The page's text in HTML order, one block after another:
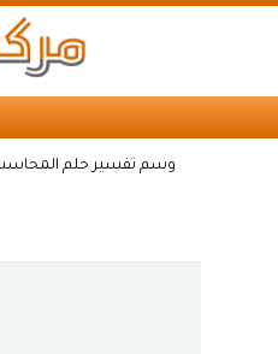
وسم تفسير حلم المحاسب